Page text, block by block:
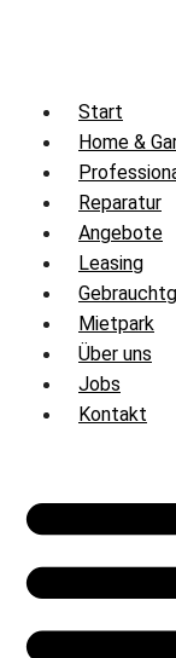
Start
Home &
Reparatur
Angebote
Leasing
Mietpark
Über uns
Jobs
Kontakt